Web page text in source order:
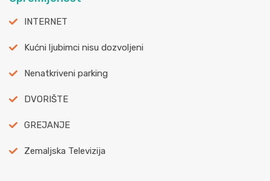
INTERNET
Kućni ljubimci nisu dozvoljeni
Nenatkriveni parking
DVORIŠTE
GREJANJE
Zemaljska Televizija